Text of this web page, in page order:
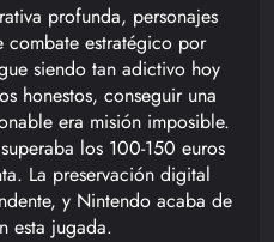
profunda, personajes
combate estratégico por
siendo tan adictivo hoy
honestos, conseguir una
era misión imposible.
los 100-150 euros
La preservación digital
y Nintendo acaba de
esta jugada.